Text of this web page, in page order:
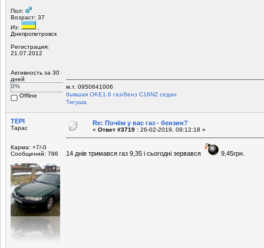
Пол:
Возраст: 37
Из:
,
Днепропетровск
Регистрация:
21.07.2012
Активность за 30
дней
0%
Offline
м.т. 0950641006
бывшая OKЕ1.6 газ/бенз C16NZ седан
Tигуша
ТЕРІ
Тарас
Карма: +7/-0
Сообщений: 786
Re: Почём у вас газ - бензин?
« Ответ #3719 : 26-02-2019, 09:12:18 »
14 днів тримався газ 9,35 і сьогодні зервався 9,45грн.